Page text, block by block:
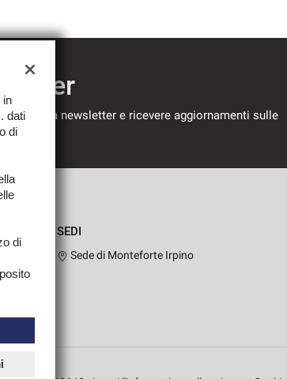
alla newsletter e ricevere aggiornamenti sulle
SEDI
Sede di Monteforte Irpino
in
dati
di
di